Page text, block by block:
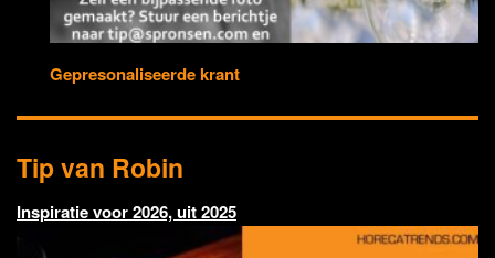
Gepresonaliseerde krant
Tip van Robin
Inspiratie voor 2026, uit 2025